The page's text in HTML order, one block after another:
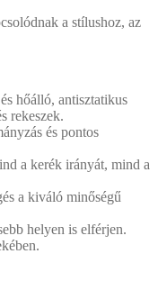
a stílushoz, az
hőálló, antisztatikus
rekeszek.
és pontos
a kerék irányát, mind a
a kiváló minőségű
helyen is elférjen.